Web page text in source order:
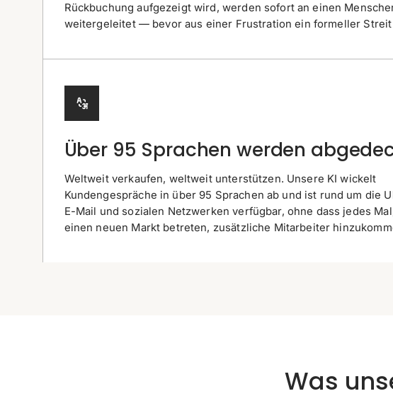
Rückbuchung aufgezeigt wird, werden sofort an einen
weitergeleitet — bevor aus einer Frustration ein formeller
Über 95 Sprachen werden
Weltweit verkaufen, weltweit unterstützen. Unsere KI wickelt
Kundengespräche in über 95 Sprachen ab und ist rund um die
E-Mail und sozialen Netzwerken verfügbar, ohne dass jedes
einen neuen Markt betreten, zusätzliche Mitarbeiter
Was